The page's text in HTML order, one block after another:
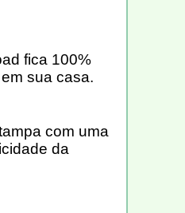
fica 100%
sua casa.
com uma
da